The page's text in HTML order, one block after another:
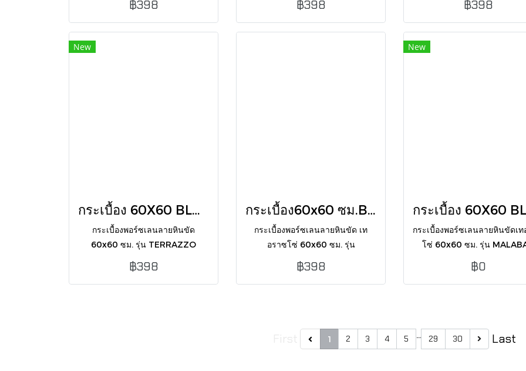
เหมาะกับบ้านสมัยใหม่
฿398
กับทุกพื้นที่ในบ้าน
฿398
สไตล์โมเดิร์น เหมาะกับทุกพื้น
฿398
New
กระเบื้อง 60X60 BLD-TERRAZZO SCURO BEIGE (1034) MATT
กระเบื้องพอร์ซเลนลายหินขัด
60x60 ซม. รุ่น TERRAZZO
SCURO BEIGE ผิวด้าน R10 โทน
ครีมสวยหรู กันลื่น เหมาะกับห้องน้ำ
฿398
กระเบื้อง60x60 ซม.BLD-TERRAZZO SCURO GREY (FT6004) ผิวด้าน
กระเบื้องพอร์ซเลนลายหินขัด เท
อราซโซ่ 60x60 ซม. รุ่น
TERRAZZO SCURO GREY ผิว
ด้าน โทนเทาเข้ม เท่หรู ดูโมเดิร์น
฿398
New
กระเบื้องพอร์ซเลนลายหินขัดเท
โซ่ 60x60 ซม. รุ่น
WHITE ผิวเงา โทนสีขาวครีม
หรูหรา สว่างสะอาด เหมาะกับ
฿0
1 2 3 4 5 … 29 30 Last